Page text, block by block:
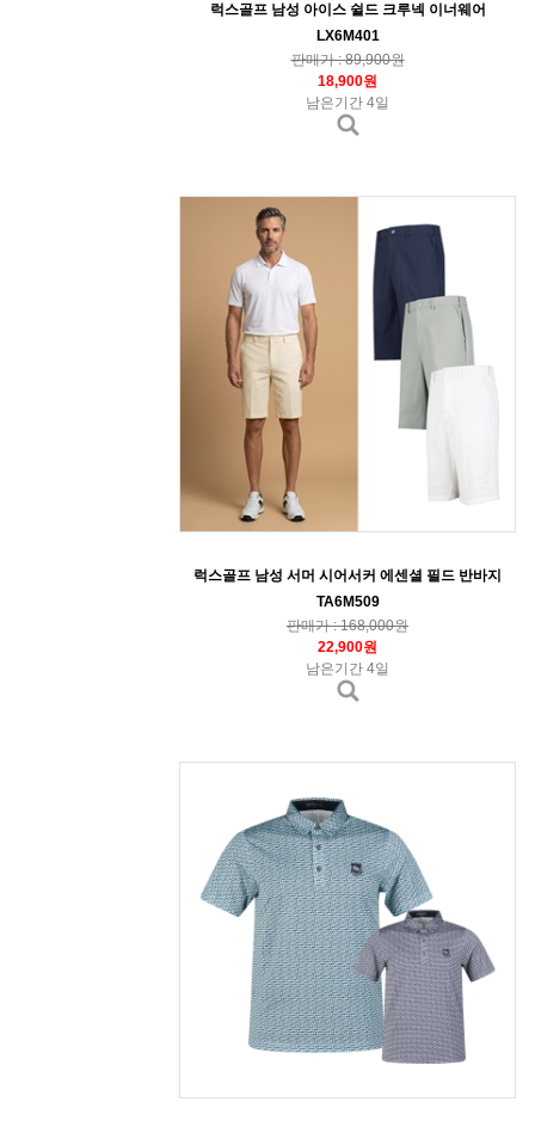
럭스골프 남성 아이스 쉴드 크루넥 이너웨어
LX6M401
판매가 : 89,900원
18,900원
남은기간 4일
럭스골프 남성 서머 시어서커 에센셜 필드 반바지
TA6M509
판매가 : 168,000원
22,900원
남은기간 4일